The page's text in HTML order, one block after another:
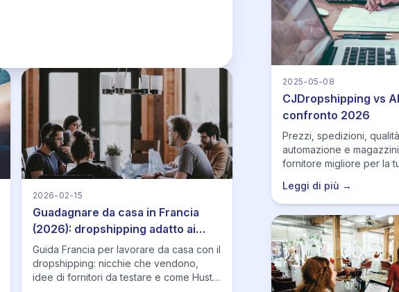
2026-02-15
Guadagnare da casa in Francia
(2026): dropshipping adatto ai
compratori francesi
Guida Francia per lavorare da casa con il
dropshipping: nicchie che vendono,
idee di fornitori da testare e come Hustle
2025-05-08
CJDropshipping vs
confronto 2026
Prezzi, spedizioni, qualità,
automazione e
fornitore migliore per la
Leggi di più →